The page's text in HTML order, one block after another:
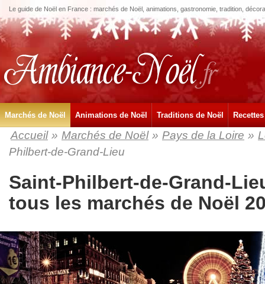
Le guide de Noël en France : marchés de Noël, animations, gastronomie, tradition,
Marchés de Noël Animations de Noël Traditions de Noël
Accueil » Marchés de Noël » Pays de la Loire »
Philbert-de-Grand-Lieu
Saint-Philbert-de-Grand-
tous les marchés de Noël